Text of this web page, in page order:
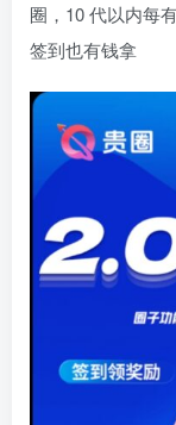
圈，10 代以内每
签到也有钱拿